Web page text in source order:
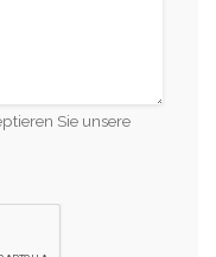
Sie unsere